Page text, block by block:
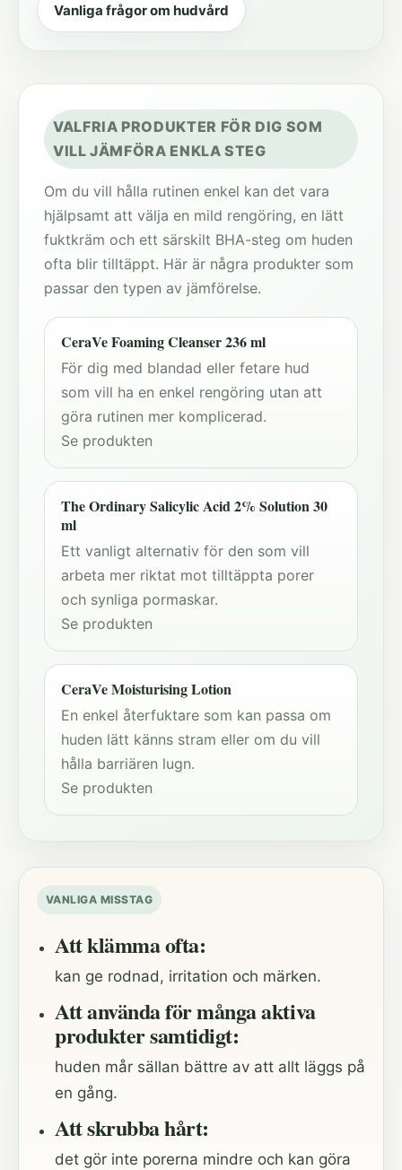
Vanliga frågor om hudvård
VALFRIA PRODUKTER FÖR DIG SOM
VILL JÄMFÖRA ENKLA STEG
Om du vill hålla rutinen enkel kan det vara
hjälpsamt att välja en mild rengöring, en lätt
fuktkräm och ett särskilt BHA-steg om huden
ofta blir tilltäppt. Här är några produkter som
passar den typen av jämförelse.
CeraVe Foaming Cleanser 236 ml
För dig med blandad eller fetare hud
som vill ha en enkel rengöring utan att
göra rutinen mer komplicerad.
Se produkten
The Ordinary Salicylic Acid 2% Solution 30
ml
Ett vanligt alternativ för den som vill
arbeta mer riktat mot tilltäppta porer
och synliga pormaskar.
Se produkten
CeraVe Moisturising Lotion
En enkel återfuktare som kan passa om
huden lätt känns stram eller om du vill
hålla barriären lugn.
Se produkten
VANLIGA MISSTAG
Att klämma ofta:
kan ge rodnad, irritation och märken.
Att använda för många aktiva
produkter samtidigt:
huden mår sällan bättre av att allt läggs på
en gång.
Att skrubba hårt:
det gör inte porerna mindre och kan göra